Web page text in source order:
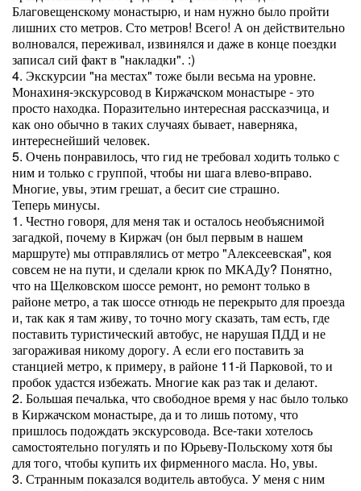
Благовещенскому монастырю, и нам нужно было пройти
лишних сто метров. Сто метров! Всего! А он действительно
волновался, переживал, извинялся и даже в конце поездки
записал сий факт в "накладки". :)
4. Экскурсии "на местах" тоже были весьма на уровне.
Монахиня-экскурсовод в Киржачском монастыре - это
просто находка. Поразительно интересная рассказчица, и
как оно обычно в таких случаях бывает, наверняка,
интереснейший человек.
5. Очень понравилось, что гид не требовал ходить только с
ним и только с группой, чтобы ни шага влево-вправо.
Многие, увы, этим грешат, а бесит сие страшно.
Теперь минусы.
1. Честно говоря, для меня так и осталось необъяснимой
загадкой, почему в Киржач (он был первым в нашем
маршруте) мы отправлялись от метро "Алексеевская", коя
совсем не на пути, и сделали крюк по МКАДу? Понятно,
что на Щелковском шоссе ремонт, но ремонт только в
районе метро, а так шоссе отнюдь не перекрыто для проезда
и, так как я там живу, то точно могу сказать, там есть, где
поставить туристический автобус, не нарушая ПДД и не
загораживая никому дорогу. А если его поставить за
станцией метро, к примеру, в районе 11-й Парковой, то и
пробок удастся избежать. Многие как раз так и делают.
2. Большая печалька, что свободное время у нас было только
в Киржачском монастыре, да и то лишь потому, что
пришлось подождать экскурсовода. Все-таки хотелось
самостоятельно погулять и по Юрьеву-Польскому хотя бы
для того, чтобы купить их фирменного масла. Но, увы.
3. Странным показался водитель автобуса. У меня с ним